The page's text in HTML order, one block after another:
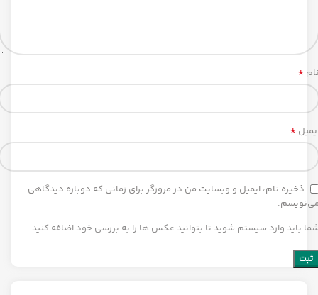
*
*
ذخیره نام، ایمیل و وبسایت من در مرورگر برای زمانی که دوباره دیدگاهی
باید وارد سیستم شوید تا بتوانید عکس ها را به بررسی خود اضافه کنید.